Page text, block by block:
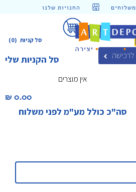
משלוחים החנויות שלנו
(0) סל קניות
סל הקניות שלי לרכישה
אין מוצרים
0.00 ₪‎
סה"כ כולל מע"מ לפני משלוח